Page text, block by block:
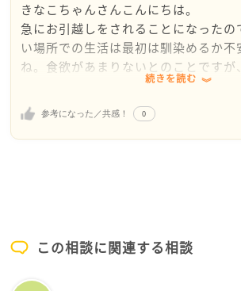
きなこちゃんさんこんにちは。
急にお引越しをされることになったの
い場所での生活は最初は馴染めるか不
ね。食欲があまりないとのことですが
や温かいものを少しずつ食べてみてく
ので野菜も美味しい季節になってきま
新しい街ではお散歩から始めてみては
か。何か発見があるかもしれません。
続きを読む
参考になった／共感！ 0
この相談に関連する相談